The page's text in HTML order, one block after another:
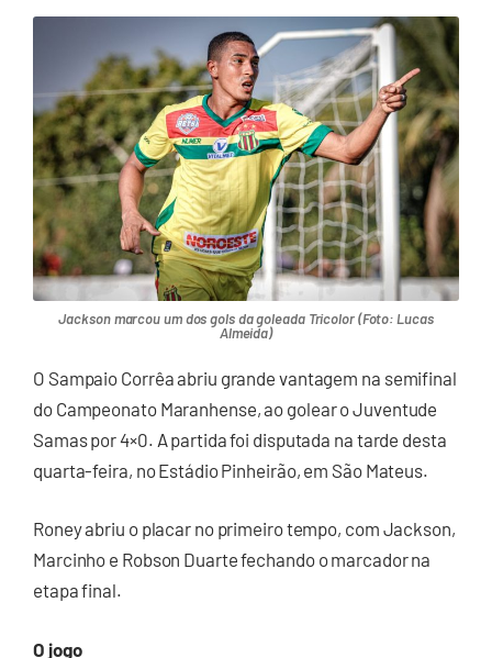
Jackson marcou um dos gols da goleada Tricolor (Foto: Lucas
Almeida)
O Sampaio Corrêa abriu grande vantagem na semifinal
do Campeonato Maranhense, ao golear o Juventude
Samas por 4×0. A partida foi disputada na tarde desta
quarta-feira, no Estádio Pinheirão, em São Mateus.
Roney abriu o placar no primeiro tempo, com Jackson,
Marcinho e Robson Duarte fechando o marcador na
etapa final.
O jogo